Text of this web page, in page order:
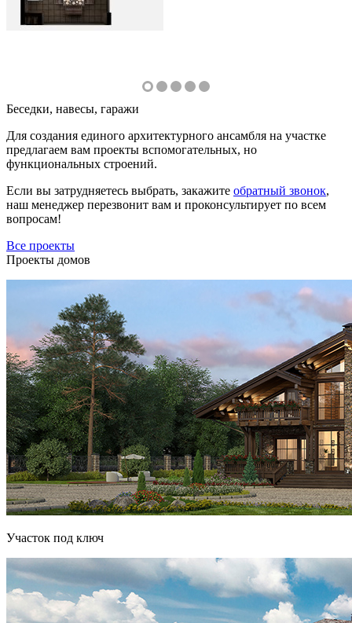
Беседки, навесы, гаражи
Для создания единого архитектурного ансамбля на участке
предлагаем вам проекты вспомогательных, но
функциональных строений.
Если вы затрудняетесь выбрать, закажите обратный звонок,
наш менеджер перезвонит вам и проконсультирует по всем
вопросам!
Все проекты
Проекты домов
Участок под ключ